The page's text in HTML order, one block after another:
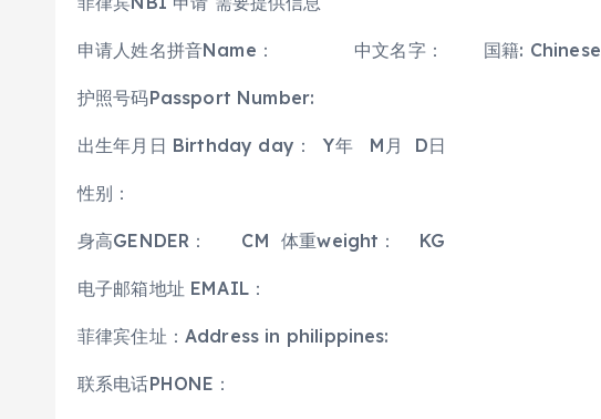
申请人姓名拼音Name： 中文名字： 国籍: Chinese
护照号码Passport Number:
出生年月日 Birthday day： Y年 M月 D日
性别：
身高GENDER： CM 体重weight： KG
电子邮箱地址 EMAIL：
菲律宾住址：Address in philippines:
联系电话PHONE：